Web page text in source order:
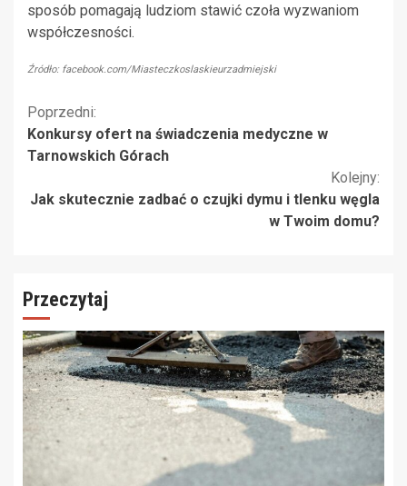
sposób pomagają ludziom stawić czoła wyzwaniom
współczesności.
Źródło: facebook.com/Miasteczkoslaskieurzadmiejski
Kontynuuj
czytanie
Poprzedni:
Konkursy ofert na świadczenia medyczne w
Tarnowskich Górach
Kolejny:
Jak skutecznie zadbać o czujki dymu i tlenku węgla
w Twoim domu?
Przeczytaj